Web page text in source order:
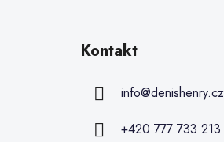
Kontakt
info@denishenry.cz
+420 777 733 213